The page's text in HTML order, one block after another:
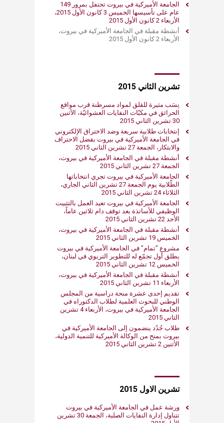
الجامعة الأميركية في بيروت تحتفل بمرور 149
عام على تأسيسها الخميس 3 كانون الأول 2015،
الأربعاء 2 كانون الأول 2015
أنشطة مقبلة في الجامعة الأميركية في بيروت،
الأربعاء 2 كانون الأول 2015
تشرين الثاني 2015
نِسَب مثيرة للقلق لمواد مسرطنة قرب مواقع
الحرائق في مكبّات النفايات العشوائيّة، الأثنين
30 تشرين الثاني 2015
إنتخابات طلابية سريعة وضد الاختراق الإلكتروني
في الجامعة الأميركية في بيروت بفضل الاحتراف
والابتكار، الجمعة 27 تشرين الثاني 2015
أنشطة مقبلة في الجامعة الأميركية في بيروت،
الجمعة 27 تشرين الثاني 2015
الجامعة الأميركية في بيروت تجري انتخاباتها
الطّلابية يوم الجمعة 27 تشرين الثاني الجاري،
الثلاثاء 24 تشرين الثاني 2015
الجامعة الأميركية في بيروت تعيد العمل بالتثبيت
الوظيفي للأساتذة بعد توقف دام ثلاثين عاماً،
الأحد 22 تشرين الثاني 2015
أنشطة مقبلة في الجامعة الأميركية في بيروت،
الخميس 19 تشرين الثاني 2015
مشروع "تمام" في الجامعة الأميركية في بيروت
يطلق أول تجمّع له للتطوير التربوي في لبنان،
الخميس 12 تشرين الثاني 2015
أنشطة مقبلة في الجامعة الأميركية في بيروت،
الأربعاء 11 تشرين الثاني 2015
تقديم إحدى عشرة منحة دراسية من المجلس
الوطني للبحوث العلمية لطلاب الدكتوراه في
الجامعة الأميركية في بيروت، الأربعاء 4 تشرين
الثاني 2015
طلاب جُدُد ينضمون إلى الجامعة الأميركية في
بيروت بمنح من الوكالة الأميركية للتنمية الدولية،
الأثنين 2 تشرين الثاني 2015
تشرين الاول 2015
ورشة عمل في الجامعة الأميركية في بيروت
تتناول إدارة النفايات الصلبة، الجمعة 30 تشرين